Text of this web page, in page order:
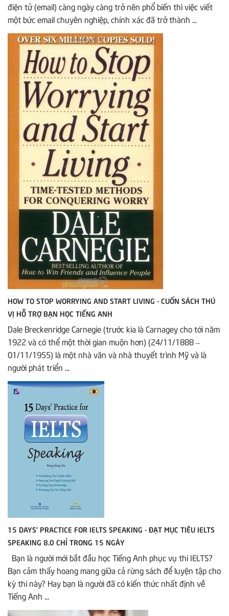
điện tử (email) càng ngày càng trở nên phổ biến thì việc viết
một bức email chuyên nghiệp, chính xác đã trở thành ...
HOW TO STOP WORRYING AND START LIVING - CUỐN SÁCH THÚ
VỊ HỖ TRỢ BẠN HỌC TIẾNG ANH
Dale Breckenridge Carnegie (trước kia là Carnagey cho tới năm
1922 và có thể một thời gian muộn hơn) (24/11/1888 –
01/11/1955) là một nhà văn và nhà thuyết trình Mỹ và là
người phát triển ...
15 DAYS’ PRACTICE FOR IELTS SPEAKING - ĐẠT MỤC TIÊU IELTS
SPEAKING 8.0 CHỈ TRONG 15 NGÀY
Bạn là người mới bắt đầu học Tiếng Anh phục vụ thi IELTS?
Bạn cảm thấy hoang mang giữa cả rừng sách để luyện tập cho
kỳ thi này? Hay bạn là người đã có kiến thức nhất định về
Tiếng Anh ...